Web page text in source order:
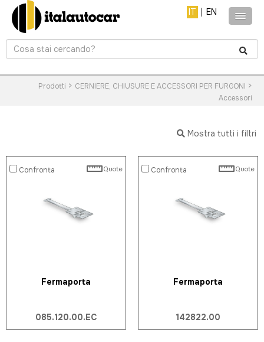
EN
|
IT
Prodotti > CERNIERE, CHIUSURE E ACCESSORI PER FURGONI >
Accessori
Mostra tutti i filtri
Confronta Quote
Fermaporta
085.120.00.EC
Confronta Quote
Fermaporta
142822.00